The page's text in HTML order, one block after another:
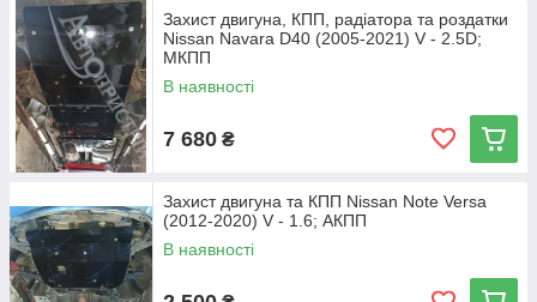
Захист двигуна, КПП, радіатора та роздатки
Nissan Navara D40 (2005-2021) V - 2.5D;
МКПП
В наявності
7 680 ₴
Захист двигуна та КПП Nissan Note Versa
(2012-2020) V - 1.6; АКПП
В наявності